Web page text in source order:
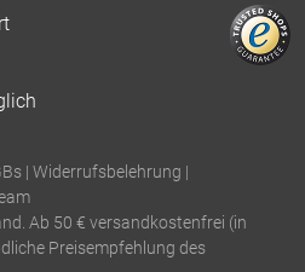
| Widerrufsbelehrung |
Ab 50 € versandkostenfrei (in
Preisempfehlung des